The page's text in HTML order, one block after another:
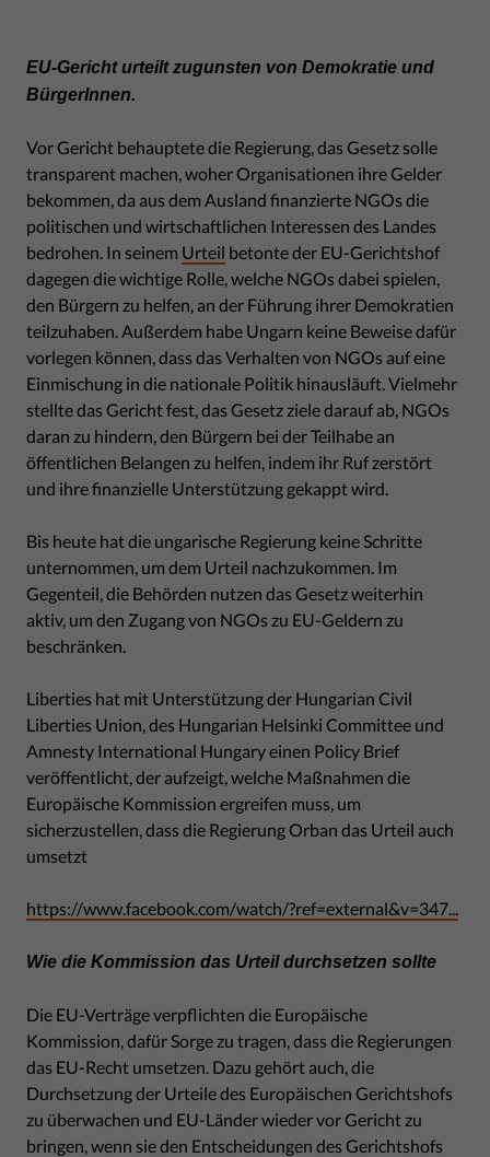
EU-Gericht urteilt zugunsten von Demokratie und
BürgerInnen.
Vor Gericht behauptete die Regierung, das Gesetz solle
transparent machen, woher Organisationen ihre Gelder
bekommen, da aus dem Ausland finanzierte NGOs die
politischen und wirtschaftlichen Interessen des Landes
bedrohen. In seinem Urteil betonte der EU-Gerichtshof
dagegen die wichtige Rolle, welche NGOs dabei spielen,
den Bürgern zu helfen, an der Führung ihrer Demokratien
teilzuhaben. Außerdem habe Ungarn keine Beweise dafür
vorlegen können, dass das Verhalten von NGOs auf eine
Einmischung in die nationale Politik hinausläuft. Vielmehr
stellte das Gericht fest, das Gesetz ziele darauf ab, NGOs
daran zu hindern, den Bürgern bei der Teilhabe an
öffentlichen Belangen zu helfen, indem ihr Ruf zerstört
und ihre finanzielle Unterstützung gekappt wird.
Bis heute hat die ungarische Regierung keine Schritte
unternommen, um dem Urteil nachzukommen. Im
Gegenteil, die Behörden nutzen das Gesetz weiterhin
aktiv, um den Zugang von NGOs zu EU-Geldern zu
beschränken.
Liberties hat mit Unterstützung der Hungarian Civil
Liberties Union, des Hungarian Helsinki Committee und
Amnesty International Hungary einen Policy Brief
veröffentlicht, der aufzeigt, welche Maßnahmen die
Europäische Kommission ergreifen muss, um
sicherzustellen, dass die Regierung Orban das Urteil auch
umsetzt
https://www.facebook.com/watch/?ref=external&v=347...
Wie die Kommission das Urteil durchsetzen sollte
Die EU-Verträge verpflichten die Europäische
Kommission, dafür Sorge zu tragen, dass die Regierungen
das EU-Recht umsetzen. Dazu gehört auch, die
Durchsetzung der Urteile des Europäischen Gerichtshofs
zu überwachen und EU-Länder wieder vor Gericht zu
bringen, wenn sie den Entscheidungen des Gerichtshofs